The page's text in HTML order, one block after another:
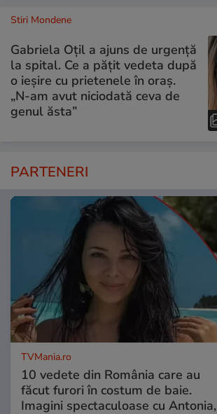
Stiri Mondene
Gabriela Oțil a ajuns de urgență
la spital. Ce a pățit vedeta după
o ieșire cu prietenele în oraș.
„N-am avut niciodată ceva de
genul ăsta”
PARTENERI
TVMania.ro
10 vedete din România care au
făcut furori în costum de baie.
Imagini spectaculoase cu Antonia,